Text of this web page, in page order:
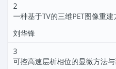
2
一种基于TV的三维PET图像重建
刘华锋
3
可控高速层析相位的显微方法